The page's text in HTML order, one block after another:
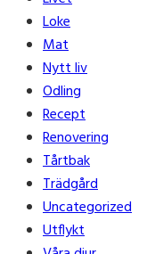
Loke
Mat
Nytt liv
Odling
Recept
Renovering
Tårtbak
Trädgård
Uncategorized
Utflykt